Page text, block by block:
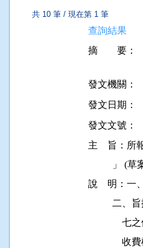
共 10 筆 / 現在第 1 筆
查詢結果
摘 要：
發文機關：
發文日期：
發文文號：
主    旨：所
」
說    明：一